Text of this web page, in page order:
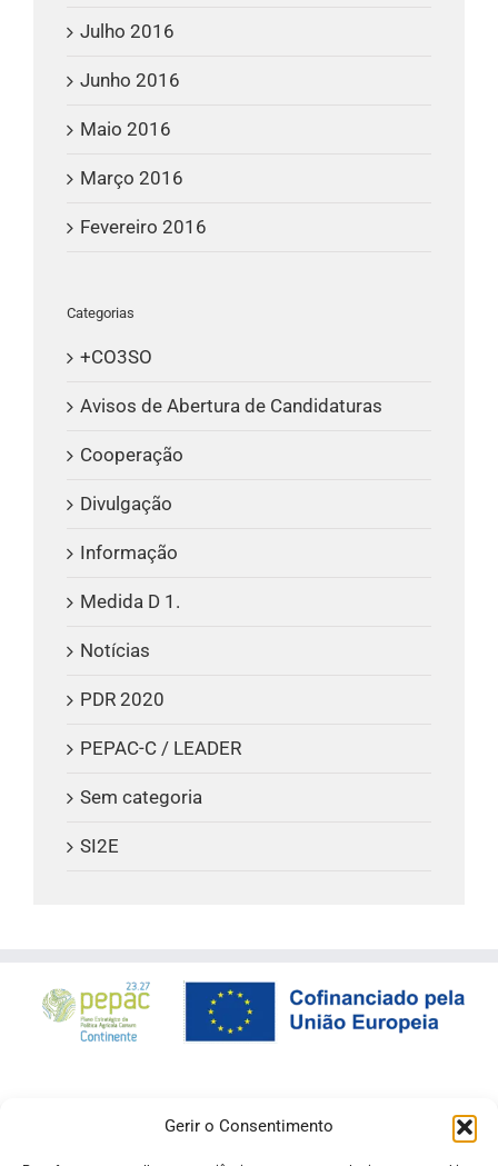
Gerir o Consentimento
Julho 2016
Junho 2016
Maio 2016
Março 2016
Fevereiro 2016
Categorias
+CO3SO
Avisos de Abertura de Candidaturas
Cooperação
Divulgação
Informação
Medida D 1.
Notícias
PDR 2020
PEPAC-C / LEADER
Sem categoria
SI2E